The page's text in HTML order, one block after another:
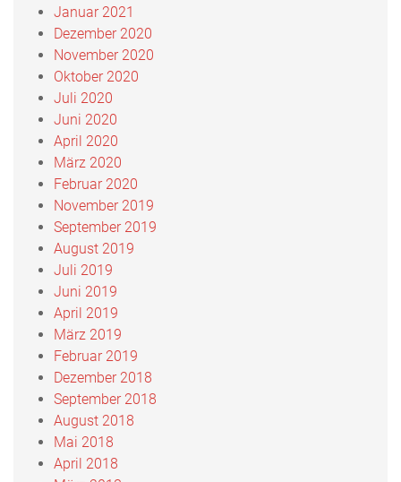
Januar 2021
Dezember 2020
November 2020
Oktober 2020
Juli 2020
Juni 2020
April 2020
März 2020
Februar 2020
November 2019
September 2019
August 2019
Juli 2019
Juni 2019
April 2019
März 2019
Februar 2019
Dezember 2018
September 2018
August 2018
Mai 2018
April 2018